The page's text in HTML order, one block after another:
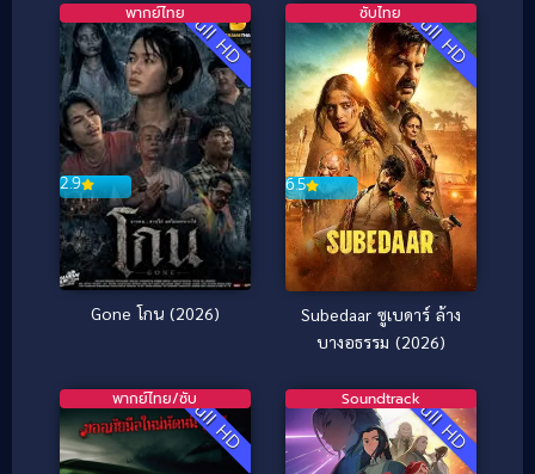
Full HD
2.9
พากย์ไทย
Gone โกน (2026)
Full HD
6.5
ซับไทย
Subedaar ซูเบดาร์ ล้าง
บางอธรรม (2026)
Full HD
พากย์ไทย/ซับ Full HD
Soundtrack